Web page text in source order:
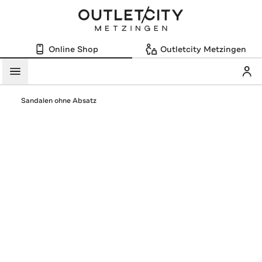
Online Shop Outletcity Metzingen
Menü
Sandalen ohne Absatz